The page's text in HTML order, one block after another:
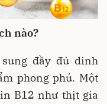
nào?
đầy đủ dinh
phong phú. Một
B12 như thịt gia